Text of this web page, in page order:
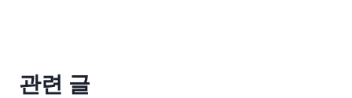
관련 글